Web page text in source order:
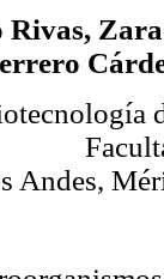
Andes,